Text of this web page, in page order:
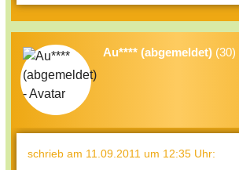
Au**** (abgemeldet) (30)
schrieb am 11.09.2011 um 12:35 Uhr: